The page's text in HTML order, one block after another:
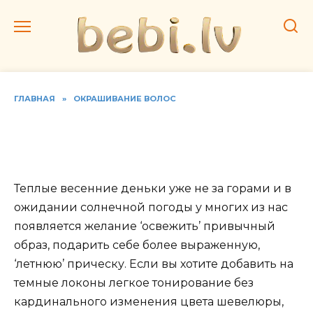
ГЛАВНАЯ » ОКРАШИВАНИЕ ВОЛОС
Теплые весенние деньки уже не за горами и в
ожидании солнечной погоды у многих из нас
появляется желание ‘освежить’ привычный
образ, подарить себе более выраженную,
‘летнюю’ прическу. Если вы хотите добавить на
темные локоны легкое тонирование без
кардинального изменения цвета шевелюры,